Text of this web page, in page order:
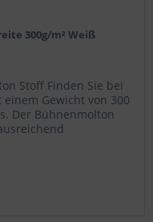
300g/m² Weiß
Stoff Finden Sie bei
Gewicht von 300
Der Bühnenmolton